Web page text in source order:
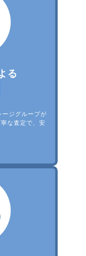
る
ジグループが
な査定で、安